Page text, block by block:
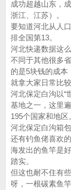
成功超越山东，
浙江、江苏）。
要知道河北从人
排全国第13。
河北快递数据这
不同于其他很多
的是5块钱的成本
就拿大家日常比
河北保定白沟以“
基地之一，这里
195个国家和地区
河北保定白沟箱
还有钓鱼佬喜欢
海发出的鱼竿是
踏实。
但这也耐不住有
呀，一根碳素鱼